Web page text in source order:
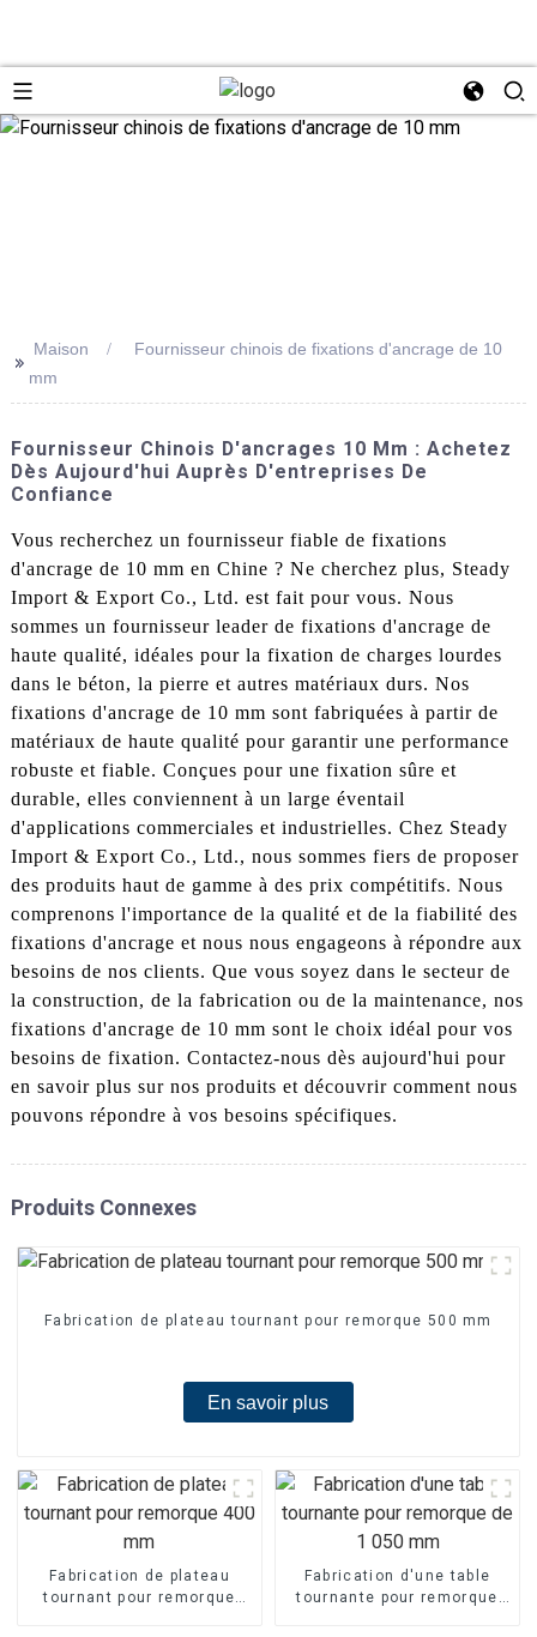
>>
Maison
Fournisseur chinois de fixations d'ancrage de 10
mm
Fournisseur Chinois D'ancrages 10 Mm : Achetez
Dès Aujourd'hui Auprès D'entreprises De
Confiance
Vous recherchez un fournisseur fiable de fixations
d'ancrage de 10 mm en Chine ? Ne cherchez plus, Steady
Import & Export Co., Ltd. est fait pour vous. Nous
sommes un fournisseur leader de fixations d'ancrage de
haute qualité, idéales pour la fixation de charges lourdes
dans le béton, la pierre et autres matériaux durs. Nos
fixations d'ancrage de 10 mm sont fabriquées à partir de
matériaux de haute qualité pour garantir une performance
robuste et fiable. Conçues pour une fixation sûre et
durable, elles conviennent à un large éventail
d'applications commerciales et industrielles. Chez Steady
Import & Export Co., Ltd., nous sommes fiers de proposer
des produits haut de gamme à des prix compétitifs. Nous
comprenons l'importance de la qualité et de la fiabilité des
fixations d'ancrage et nous nous engageons à répondre aux
besoins de nos clients. Que vous soyez dans le secteur de
la construction, de la fabrication ou de la maintenance, nos
fixations d'ancrage de 10 mm sont le choix idéal pour vos
besoins de fixation. Contactez-nous dès aujourd'hui pour
en savoir plus sur nos produits et découvrir comment nous
pouvons répondre à vos besoins spécifiques.
Produits Connexes
Fabrication de plateau tournant pour remorque 500 mm
En savoir plus
Fabrication de plateau
tournant pour remorque
Fabrication d'une table
tournante pour remorque